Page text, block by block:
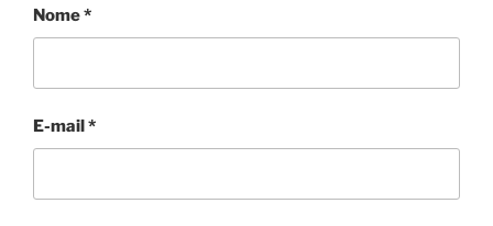
Nome*
E-mail*